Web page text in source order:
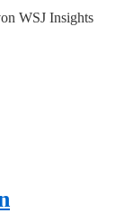
WSJ Insights